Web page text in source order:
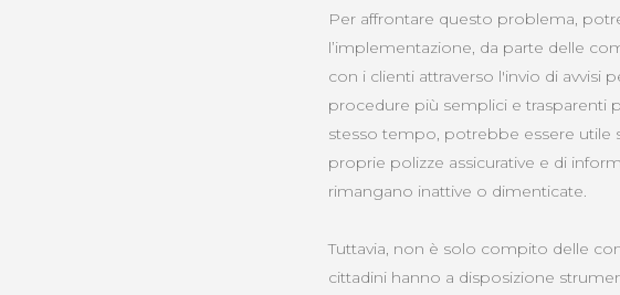
Per affrontare questo problema,
l’implementazione, da parte delle
con i clienti attraverso l'invio di avvisi
procedure più semplici e trasparenti
stesso tempo, potrebbe essere utile
proprie polizze assicurative e di
rimangano inattive o dimenticate.
Tuttavia, non è solo compito delle
cittadini hanno a disposizione